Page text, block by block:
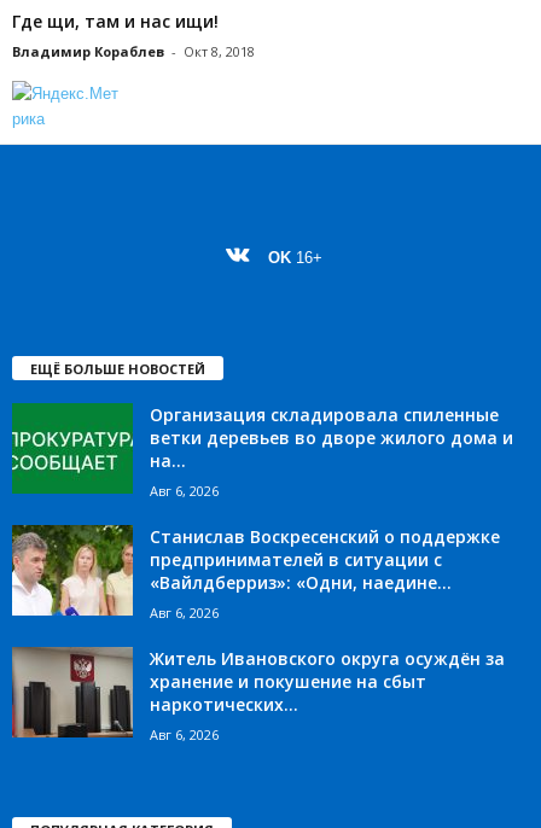
Где щи, там и нас ищи!
Владимир Кораблев - Окт 8, 2018
OK 16+
ЕЩЁ БОЛЬШЕ НОВОСТЕЙ
Организация складировала спиленные
ветки деревьев во дворе жилого дома и
на...
Авг 6, 2026
Станислав Воскресенский о поддержке
предпринимателей в ситуации с
«Вайлдберриз»: «Одни, наедине...
Авг 6, 2026
Житель Ивановского округа осуждён за
хранение и покушение на сбыт
наркотических...
Авг 6, 2026